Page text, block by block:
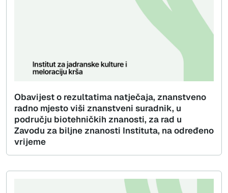
Obavijest o rezultatima natječaja, znanstveno
radno mjesto viši znanstveni suradnik, u
području biotehničkih znanosti, za rad u
Zavodu za biljne znanosti Instituta, na određeno
vrijeme